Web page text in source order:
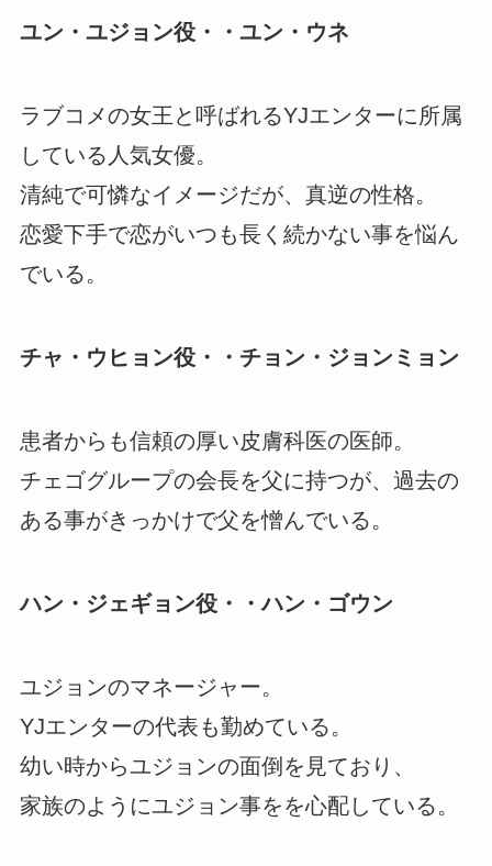
ユン・ユジョン役・・ユン・ウネ
ラブコメの女王と呼ばれるYJエンターに所属
している人気女優。
清純で可憐なイメージだが、真逆の性格。
恋愛下手で恋がいつも長く続かない事を悩ん
でいる。
チャ・ウヒョン役・・チョン・ジョンミョン
患者からも信頼の厚い皮膚科医の医師。
チェゴグループの会長を父に持つが、過去の
ある事がきっかけで父を憎んでいる。
ハン・ジェギョン役・・ハン・ゴウン
ユジョンのマネージャー。
YJエンターの代表も勤めている。
幼い時からユジョンの面倒を見ており、
家族のようにユジョン事をを心配している。